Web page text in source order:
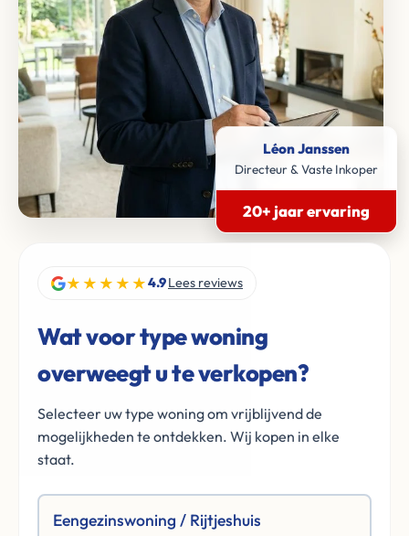
Léon Janssen
Directeur & Vaste Inkoper
20+ jaar ervaring
★★★★★4.9Lees reviews
Wat voor type woning
overweegt u te verkopen?
Selecteer uw type woning om vrijblijvend de
mogelijkheden te ontdekken. Wij kopen in elke
staat.
Eengezinswoning / Rijtjeshuis